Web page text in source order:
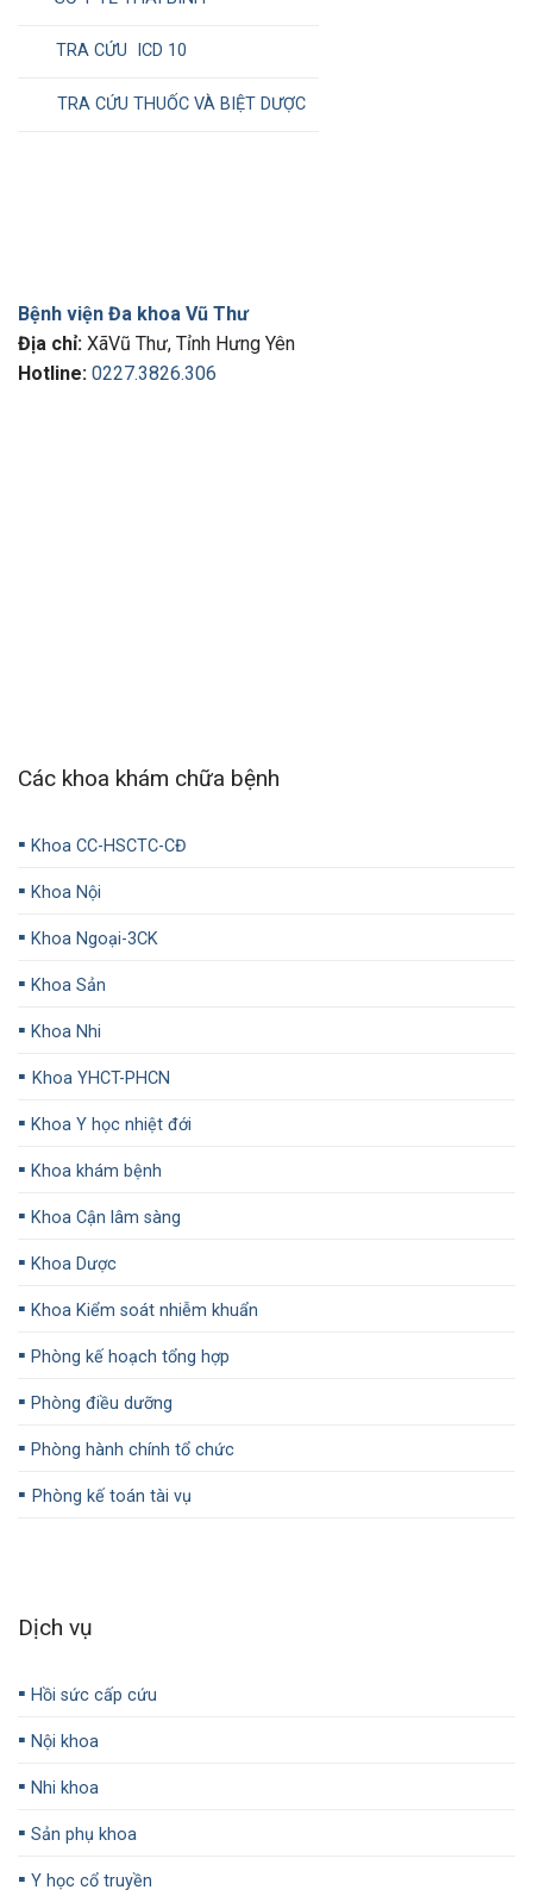
TRA CỨU ICD 10
TRA CỨU THUỐC VÀ BIỆT DƯỢC
Bệnh viện Đa khoa Vũ Thư
Địa chỉ: XãVũ Thư, Tỉnh Hưng Yên
Hotline: 0227.3826.306
Các khoa khám chữa bệnh
▪️ Khoa CC-HSCTC-CĐ
▪️ Khoa Nội
▪️ Khoa Ngoại-3CK
▪️ Khoa Sản
▪️ Khoa Nhi
▪️ Khoa YHCT-PHCN
▪️ Khoa Y học nhiệt đới
▪️ Khoa khám bệnh
▪️ Khoa Cận lâm sàng
▪️ Khoa Dược
▪️ Khoa Kiểm soát nhiễm khuẩn
▪️ Phòng kế hoạch tổng hợp
▪️ Phòng điều dưỡng
▪️ Phòng hành chính tổ chức
▪️ Phòng kế toán tài vụ
Dịch vụ
▪️ Hồi sức cấp cứu
▪️ Nội khoa
▪️ Nhi khoa
▪️ Sản phụ khoa
▪️ Y học cổ truyền